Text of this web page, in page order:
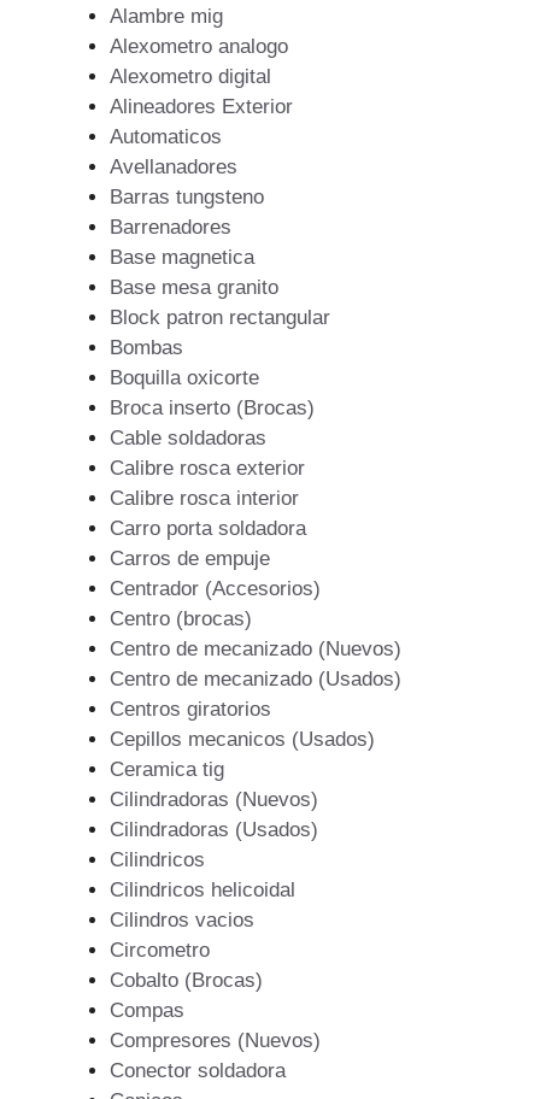
Alambre mig
Alexometro analogo
Alexometro digital
Alineadores Exterior
Automaticos
Avellanadores
Barras tungsteno
Barrenadores
Base magnetica
Base mesa granito
Block patron rectangular
Bombas
Boquilla oxicorte
Broca inserto (Brocas)
Cable soldadoras
Calibre rosca exterior
Calibre rosca interior
Carro porta soldadora
Carros de empuje
Centrador (Accesorios)
Centro (brocas)
Centro de mecanizado (Nuevos)
Centro de mecanizado (Usados)
Centros giratorios
Cepillos mecanicos (Usados)
Ceramica tig
Cilindradoras (Nuevos)
Cilindradoras (Usados)
Cilindricos
Cilindricos helicoidal
Cilindros vacios
Circometro
Cobalto (Brocas)
Compas
Compresores (Nuevos)
Conector soldadora